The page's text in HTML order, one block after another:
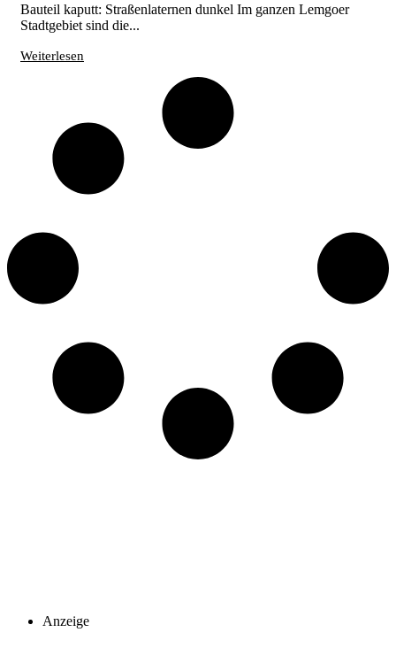
Bauteil kaputt: Straßenlaternen dunkel Im ganzen Lemgoer
Stadtgebiet sind die...
Weiterlesen
Anzeige